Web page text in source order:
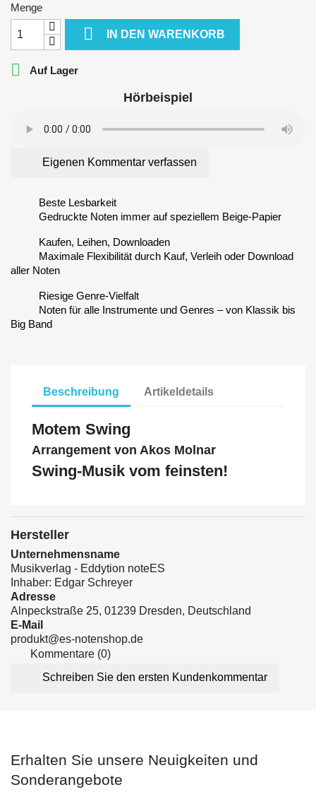
Menge
 IN DEN WARENKORB
 Auf Lager
Hörbeispiel
Eigenen Kommentar verfassen
Beste Lesbarkeit
Gedruckte Noten immer auf speziellem Beige-Papier
Kaufen, Leihen, Downloaden
Maximale Flexibilität durch Kauf, Verleih oder Download
aller Noten
Riesige Genre-Vielfalt
Noten für alle Instrumente und Genres – von Klassik bis
Big Band
Beschreibung Artikeldetails
Motem Swing
Arrangement von Akos Molnar
Swing-Musik vom feinsten!
Hersteller
Unternehmensname
Musikverlag - Eddytion noteES
Inhaber: Edgar Schreyer
Adresse
Alnpeckstraße 25, 01239 Dresden, Deutschland
E-Mail
produkt@es-notenshop.de
Kommentare (0)
Schreiben Sie den ersten Kundenkommentar
Erhalten Sie unsere Neuigkeiten und
Sonderangebote